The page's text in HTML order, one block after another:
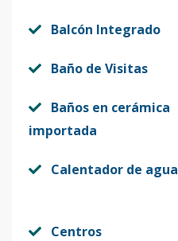
Balcón Integrado
Baño de Visitas
Baños en cerámica
importada
Calentador de agua
Centros